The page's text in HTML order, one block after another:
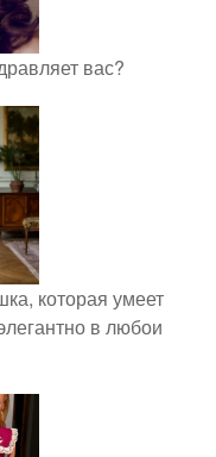
вас?
которая умеет
в любои